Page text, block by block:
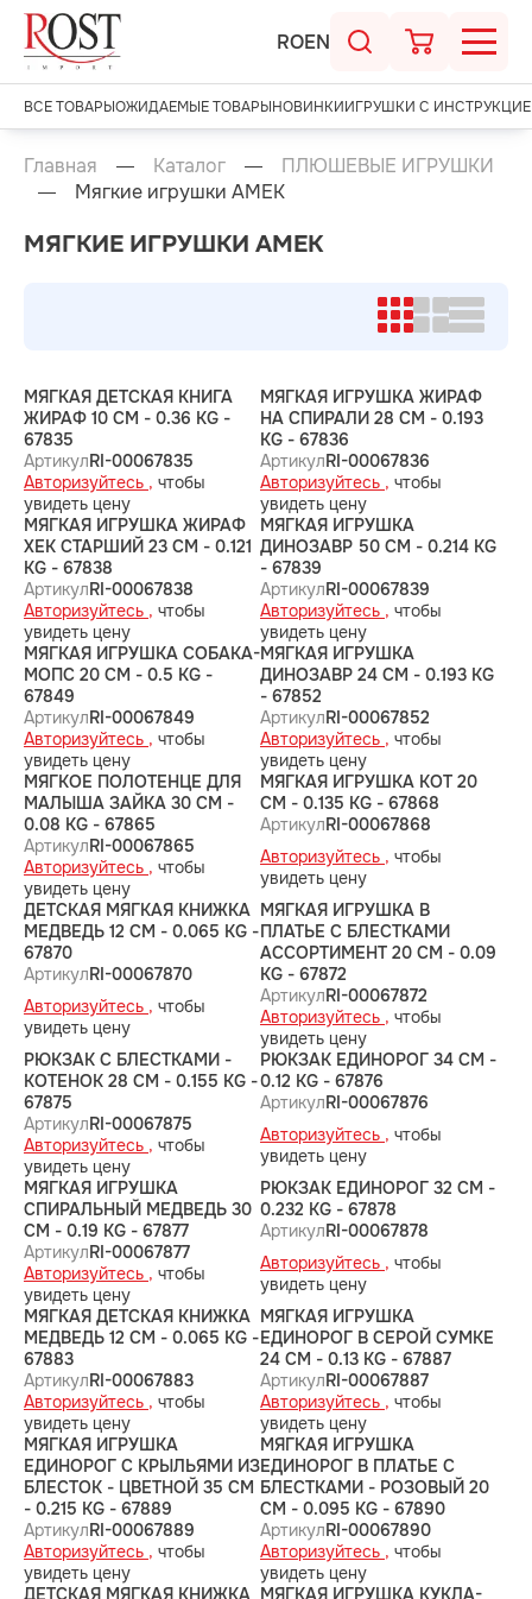
ROEN
ВСЕ ТОВАРЫОЖИДАЕМЫЕ ТОВАРЫНОВИНКИИГРУШКИ С
Главная Каталог
ПЛЮШЕВЫЕ ИГРУШКИ
Мягкие игрушки AMEK
МЯГКИЕ ИГРУШКИ AMEK
МЯГКАЯ ДЕТСКАЯ КНИГА
ЖИРАФ 10 CM - 0.36 KG -
67835
АртикулRI-00067835
Авторизуйтесь , чтобы
увидеть цену
МЯГКАЯ ИГРУШКА ЖИРАФ
НА СПИРАЛИ 28 CM - 0.193
KG - 67836
АртикулRI-00067836
Авторизуйтесь , чтобы
увидеть цену
МЯГКАЯ ИГРУШКА ЖИРАФ
ХЕК СТАРШИЙ 23 CM - 0.121
KG - 67838
АртикулRI-00067838
Авторизуйтесь , чтобы
увидеть цену
МЯГКАЯ ИГРУШКА
ДИНОЗАВР 50 CM - 0.214 KG
- 67839
АртикулRI-00067839
Авторизуйтесь , чтобы
увидеть цену
МЯГКАЯ ИГРУШКА СОБАКА-
МОПС 20 CM - 0.5 KG -
67849
АртикулRI-00067849
Авторизуйтесь , чтобы
увидеть цену
МЯГКАЯ ИГРУШКА
ДИНОЗАВР 24 CM - 0.193 KG
- 67852
АртикулRI-00067852
Авторизуйтесь , чтобы
увидеть цену
МЯГКОЕ ПОЛОТЕНЦЕ ДЛЯ
МАЛЫША ЗАЙКА 30 CM -
0.08 KG - 67865
АртикулRI-00067865
Авторизуйтесь , чтобы
увидеть цену
МЯГКАЯ ИГРУШКА КОТ 20
CM - 0.135 KG - 67868
АртикулRI-00067868
Авторизуйтесь , чтобы
увидеть цену
ДЕТСКАЯ МЯГКАЯ КНИЖКА
МЕДВЕДЬ 12 CM - 0.065 KG -
67870
АртикулRI-00067870
Авторизуйтесь , чтобы
увидеть цену
МЯГКАЯ ИГРУШКА В
ПЛАТЬЕ С БЛЕСТКАМИ
АССОРТИМЕНТ 20 CM - 0.09
KG - 67872
АртикулRI-00067872
Авторизуйтесь , чтобы
увидеть цену
РЮКЗАК С БЛЕСТКАМИ -
КОТЕНОК 28 CM - 0.155 KG -
67875
АртикулRI-00067875
Авторизуйтесь , чтобы
увидеть цену
РЮКЗАК ЕДИНОРОГ 34 CM -
0.12 KG - 67876
АртикулRI-00067876
Авторизуйтесь , чтобы
увидеть цену
МЯГКАЯ ИГРУШКА
СПИРАЛЬНЫЙ МЕДВЕДЬ 30
CM - 0.19 KG - 67877
АртикулRI-00067877
Авторизуйтесь , чтобы
увидеть цену
РЮКЗАК ЕДИНОРОГ 32 CM -
0.232 KG - 67878
АртикулRI-00067878
Авторизуйтесь , чтобы
увидеть цену
МЯГКАЯ ДЕТСКАЯ КНИЖКА
МЕДВЕДЬ 12 CM - 0.065 KG -
67883
АртикулRI-00067883
Авторизуйтесь , чтобы
увидеть цену
МЯГКАЯ ИГРУШКА
ЕДИНОРОГ В СЕРОЙ СУМКЕ
24 CM - 0.13 KG - 67887
АртикулRI-00067887
Авторизуйтесь , чтобы
увидеть цену
МЯГКАЯ ИГРУШКА
ЕДИНОРОГ С КРЫЛЬЯМИ ИЗ
БЛЕСТОК - ЦВЕТНОЙ 35 CM
- 0.215 KG - 67889
АртикулRI-00067889
Авторизуйтесь , чтобы
увидеть цену
МЯГКАЯ ИГРУШКА
ЕДИНОРОГ В ПЛАТЬЕ С
БЛЕСТКАМИ - РОЗОВЫЙ 20
CM - 0.095 KG - 67890
АртикулRI-00067890
Авторизуйтесь , чтобы
увидеть цену
ДЕТСКАЯ МЯГКАЯ КНИЖКА МЯГКАЯ ИГРУШКА КУКЛА-